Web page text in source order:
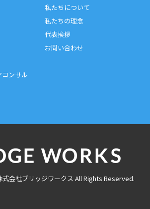
私たちについて
私たちの理念
代表挨拶
お問い合わせ
ンサル
会社ブリッジワークス All Rights Reserved.